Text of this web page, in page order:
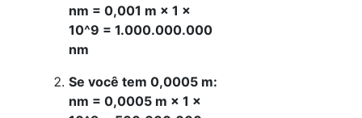
nm = 0,001 m × 1 ×
10^9 = 1.000.000.000
nm
Se você tem 0,0005 m:
nm = 0,0005 m × 1 ×